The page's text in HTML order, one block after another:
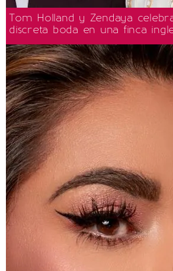
Tom Holland y Zendaya
discreta boda en una finca